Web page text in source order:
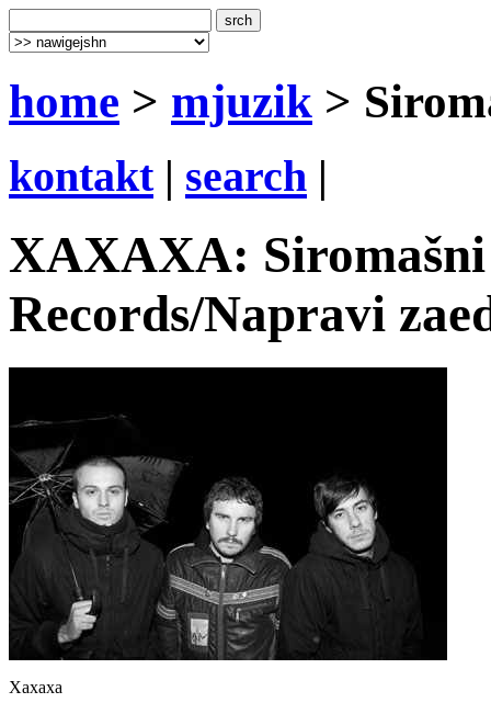
home > mjuzik >
kontakt| search |
XAXAXA:
Records/Napravi
Xaxaxa